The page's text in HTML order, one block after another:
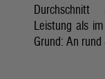
Leistung als
Grund: An